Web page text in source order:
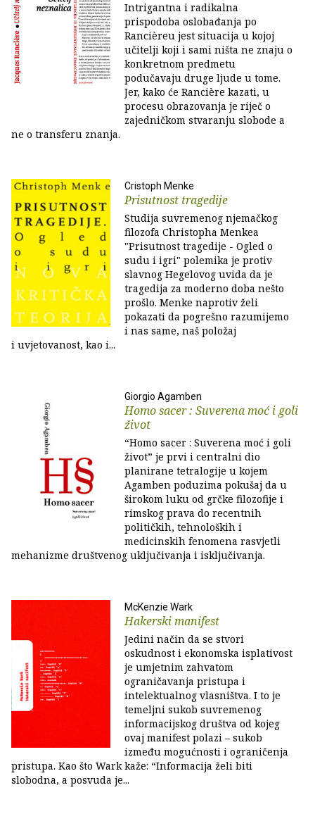
Intrigantna i radikalna
prispodoba oslobađanja po
Rancièreu jest situacija u kojoj
učitelji koji i sami ništa ne znaju o
konkretnom predmetu
podučavaju druge ljude u tome.
Jer, kako će Rancière kazati, u
procesu obrazovanja je riječ o
zajedničkom stvaranju slobode a
ne o transferu znanja.
Cristoph Menke
Prisutnost tragedije
Studija suvremenog njemačkog
filozofa Christopha Menkea
"Prisutnost tragedije - Ogled o
sudu i igri" polemika je protiv
slavnog Hegelovog uvida da je
tragedija za moderno doba nešto
prošlo. Menke naprotiv želi
pokazati da pogrešno razumijemo
i nas same, naš položaj
i uvjetovanost, kao i...
Giorgio Agamben
Homo sacer : Suverena moć i goli
život
“Homo sacer : Suverena moć i goli
život” je prvi i centralni dio
planirane tetralogije u kojem
Agamben poduzima pokušaj da u
širokom luku od grčke filozofije i
rimskog prava do recentnih
političkih, tehnoloških i
medicinskih fenomena rasvjetli
mehanizme društvenog uključivanja i isključivanja.
McKenzie Wark
Hakerski manifest
Jedini način da se stvori
oskudnost i ekonomska isplativost
je umjetnim zahvatom
ograničavanja pristupa i
intelektualnog vlasništva. I to je
temeljni sukob suvremenog
informacijskog društva od kojeg
ovaj manifest polazi – sukob
između mogućnosti i ograničenja
pristupa. Kao što Wark kaže: “Informacija želi biti
slobodna, a posvuda je...